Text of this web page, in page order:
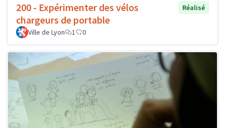
200 - Expérimenter des vélos
chargeurs de portable
Réalisé
Ville de Lyon 1 0